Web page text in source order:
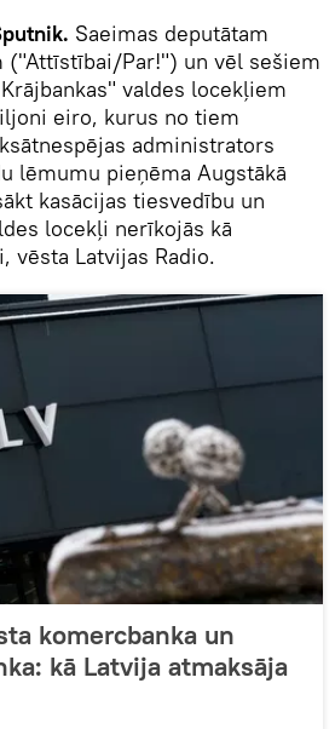
Saeimas deputātam
("Attīstībai/Par!") un vēl sešiem
valdes locekļiem
eiro, kurus no tiem
administrators
lēmumu pieņēma Augstākā
kasācijas tiesvedību un
locekļi nerīkojās kā
vēsta Latvijas Radio.
komercbanka un
kā Latvija atmaksāja